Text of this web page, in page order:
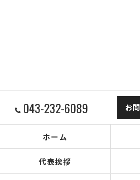
043-232-6089 お
ホーム
代表挨拶